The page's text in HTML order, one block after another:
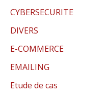
CYBERSECURITE
DIVERS
E-COMMERCE
EMAILING
Etude de cas